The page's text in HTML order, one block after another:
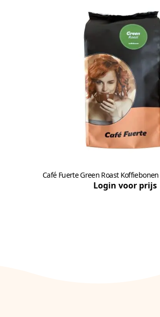
Café Fuerte Green Roast
Login voor prijs